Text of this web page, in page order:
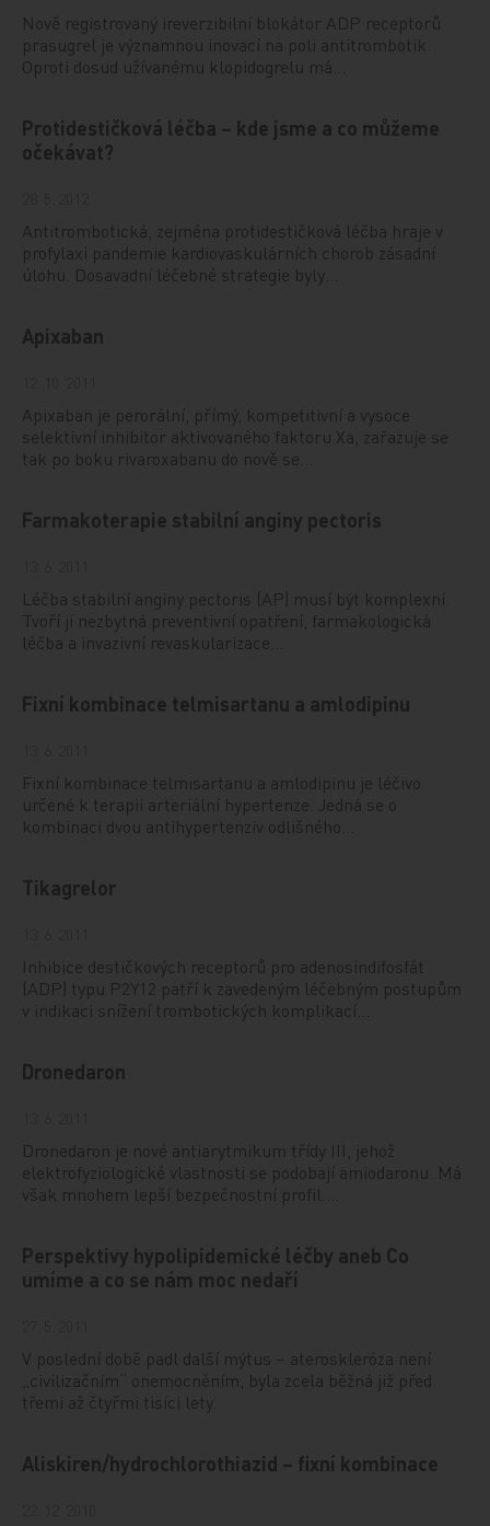
Nově registrovaný ireverzibilní blokátor ADP receptorů
prasugrel je významnou inovací na poli antitrombotik.
Oproti dosud užívanému klopidogrelu má…
Protidestičková léčba – kde jsme a co můžeme
očekávat?
Antitrombotická, zejména protidestičková léčba hraje v
profylaxi pandemie kardiovaskulárních chorob zásadní
úlohu. Dosavadní léčebné strategie byly…
Apixaban
Apixaban je perorální, přímý, kompetitivní a vysoce
selektivní inhibitor aktivovaného faktoru Xa, zařazuje se
tak po boku rivaroxabanu do nově se…
Farmakoterapie stabilní anginy pectoris
Léčba stabilní anginy pectoris (AP) musí být komplexní.
Tvoří ji nezbytná preventivní opatření, farmakologická
léčba a invazivní revaskularizace…
Fixní kombinace telmisartanu a amlodipinu
Fixní kombinace telmisartanu a amlodipinu je léčivo
určené k terapii arteriální hypertenze. Jedná se o
kombinaci dvou antihypertenziv odlišného…
Tikagrelor
Inhibice destičkových receptorů pro adenosindifosfát
(ADP) typu P2Y12 patří k zavedeným léčebným postupům
v indikaci snížení trombotických komplikací…
Dronedaron
Dronedaron je nové antiarytmikum třídy III, jehož
elektrofyziologické vlastnosti se podobají amiodaronu. Má
však mnohem lepší bezpečnostní profil.…
Perspektivy hypolipidemické léčby aneb Co
umíme a co se nám moc nedaří
V poslední době padl další mýtus – ateroskleróza není
„civilizačním“ onemocněním, byla zcela běžná již před
třemi až čtyřmi tisíci lety.
Aliskiren/hydrochlorothiazid – fixní kombinace